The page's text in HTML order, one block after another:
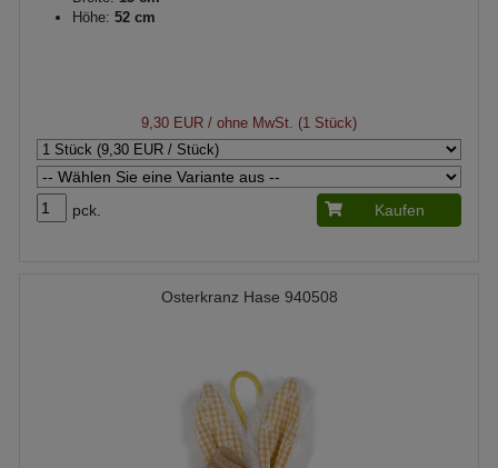
Höhe: 52 cm
9,30 EUR / ohne MwSt. (1 Stück)
pck. Kaufen
Osterkranz Hase 940508